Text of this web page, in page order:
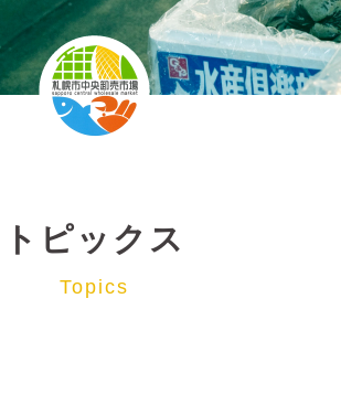
トピックス
Topics